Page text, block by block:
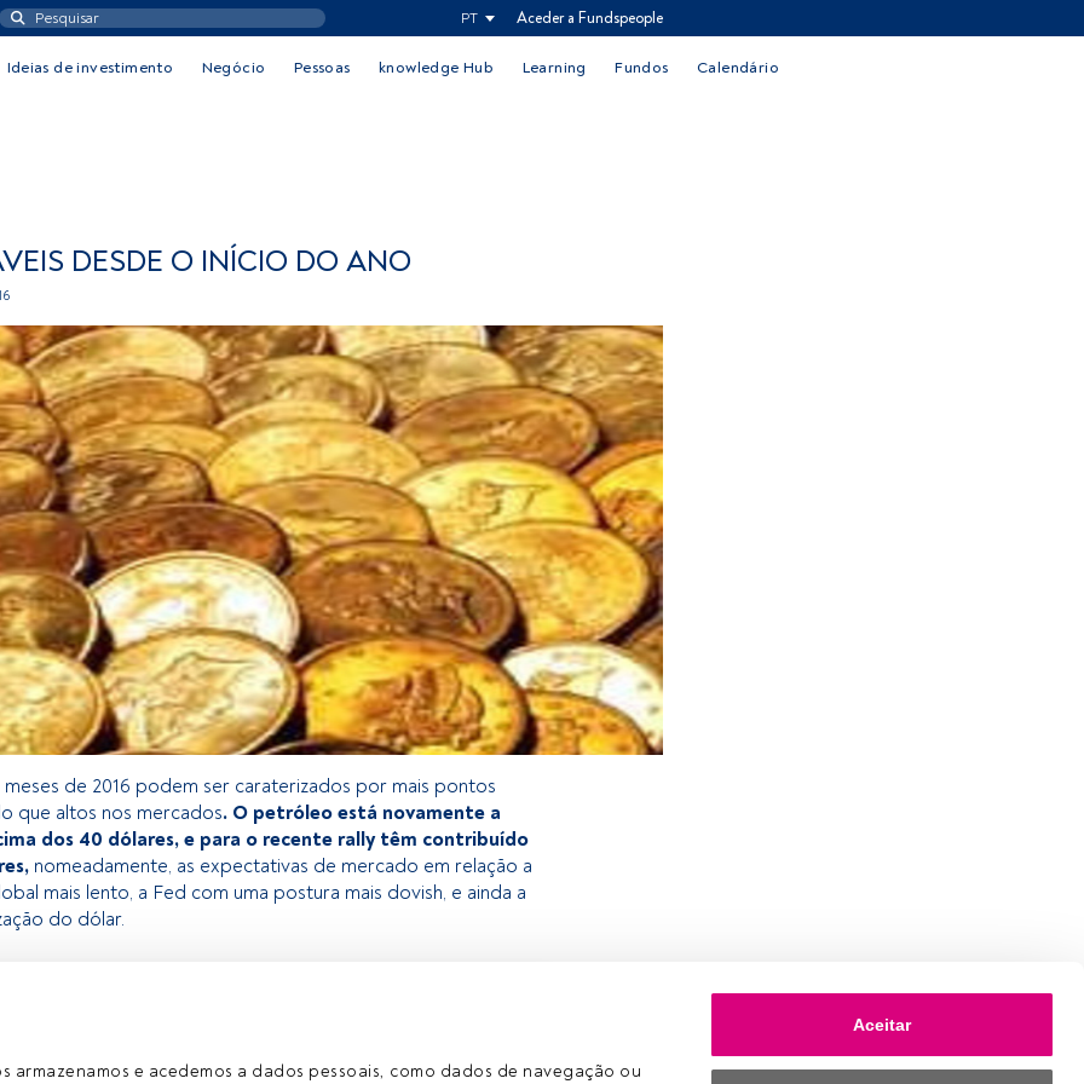
armazenamos e acedemos a dados pessoais, como dados de navegação ou
Aceitar
PT Aceder a Fundspeople
Ideias de investimento Negócio Pessoas knowledge Hub Learning Fundos Calendário
DESDE O INÍCIO DO ANO
de 2016 podem ser caraterizados por mais pontos
que altos nos mercados. O petróleo está novamente a
dos 40 dólares, e para o recente rally têm contribuído
nomeadamente, as expectativas de mercado em relação a
mais lento, a Fed com uma postura mais dovish, e ainda a
do dólar.
para os utilizadores registados da FundsPeople. Se já
se e a desfrutar de todo o universo que a